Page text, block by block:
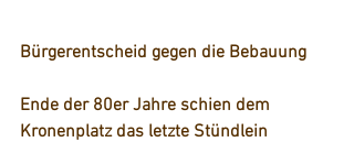
Bürgerentscheid gegen die Bebauung
Ende der 80er Jahre schien dem
Kronenplatz das letzte Stündlein